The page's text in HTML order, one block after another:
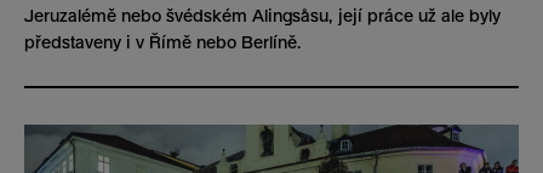
Jeruzalémě nebo švédském Alingsåsu, její práce už ale byly
představeny i v Římě nebo Berlíně.